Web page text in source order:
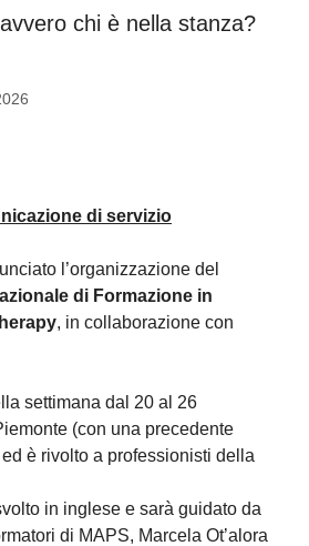
chi è nella stanza?
di servizio
l’organizzazione del
di Formazione in
, in collaborazione con
settimana dal 20 al 26
(con una precedente
è rivolto a professionisti della
in inglese e sarà guidato da
di MAPS, Marcela Ot’alora